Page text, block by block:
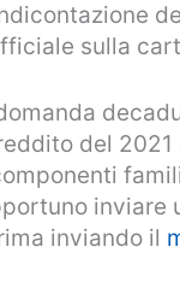
sulla
del 2021
inviare
inviando il